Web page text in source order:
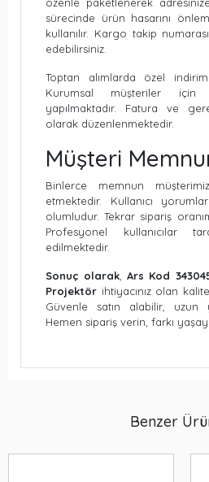
sürecinde ürün hasarını
kullanılır. Kargo takip
edebilirsiniz.
Toptan alımlarda özel indirim
Kurumsal müşteriler için
yapılmaktadır. Fatura ve
olarak düzenlenmektedir.
Müşteri
Binlerce memnun
etmektedir. Kullanıcı
olumludur. Tekrar sipariş
Profesyonel kullanıcılar
edilmektedir.
Sonuç olarak ,Ars Kod
Projektör ihtiyacınız olan
Güvenle satın alabilir, uzun
Hemen sipariş verin, farkı
Benzer